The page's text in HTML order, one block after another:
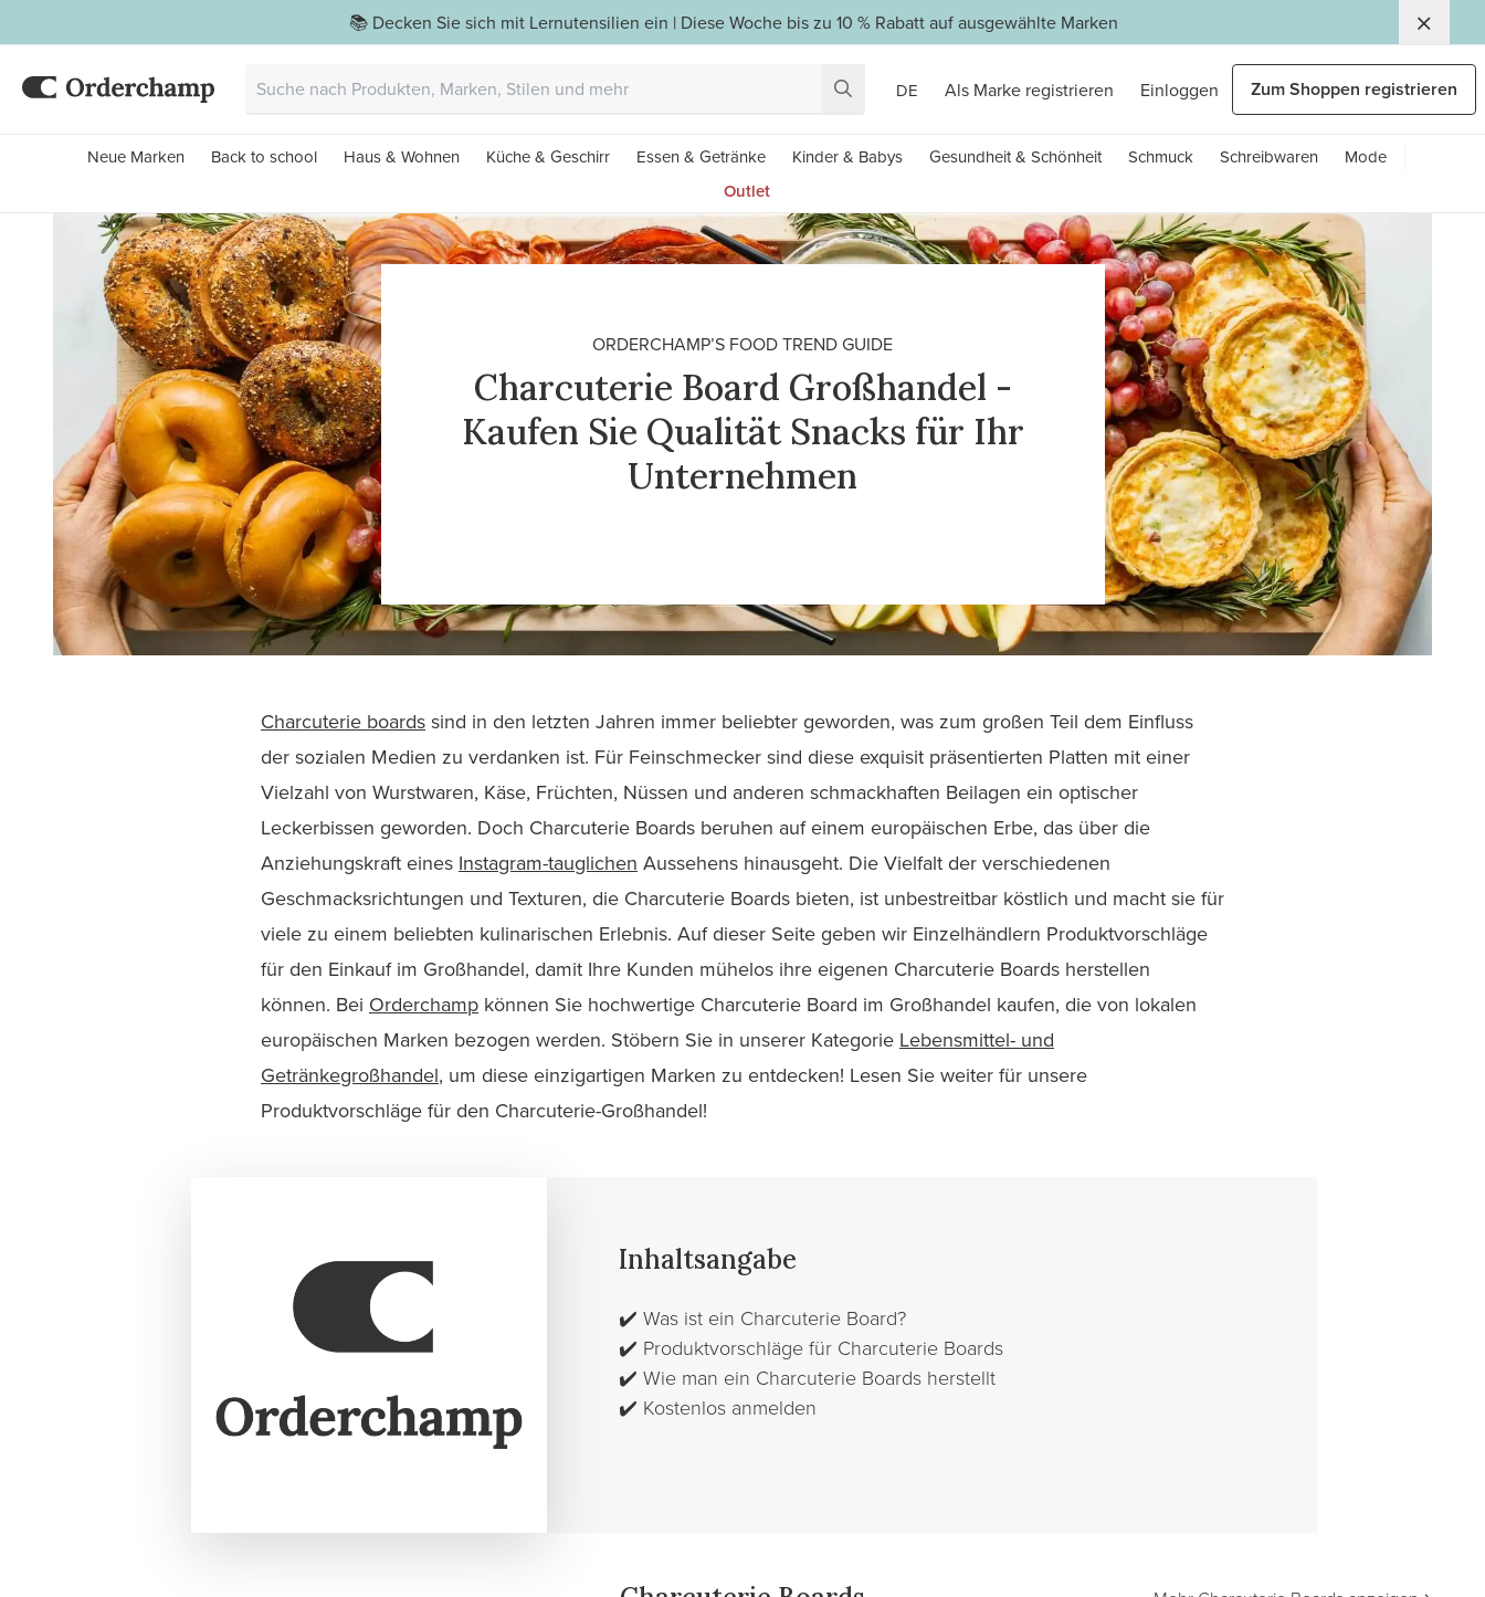
📚 Decken Sie sich mit Lernutensilien ein | Diese Woche bis zu 10 % Rabatt auf ausgewählte Marken
DE Als Marke registrieren Einloggen Zum Shoppen registrieren
Neue Marken Back to school Haus & Wohnen Küche & Geschirr Essen & Getränke Kinder & Babys Gesundheit & Schönheit Schmuck Schreibwaren
Mode
Outlet
ORDERCHAMP’S FOOD TREND GUIDE
Charcuterie Board Großhandel -
Kaufen Sie Qualität Snacks für Ihr
Unternehmen
Charcuterie boards sind in den letzten Jahren immer beliebter geworden, was zum großen Teil dem Einfluss
der sozialen Medien zu verdanken ist. Für Feinschmecker sind diese exquisit präsentierten Platten mit einer
Vielzahl von Wurstwaren, Käse, Früchten, Nüssen und anderen schmackhaften Beilagen ein optischer
Leckerbissen geworden. Doch Charcuterie Boards beruhen auf einem europäischen Erbe, das über die
Anziehungskraft eines Instagram-tauglichen Aussehens hinausgeht. Die Vielfalt der verschiedenen
Geschmacksrichtungen und Texturen, die Charcuterie Boards bieten, ist unbestreitbar köstlich und macht sie für
viele zu einem beliebten kulinarischen Erlebnis. Auf dieser Seite geben wir Einzelhändlern Produktvorschläge
für den Einkauf im Großhandel, damit Ihre Kunden mühelos ihre eigenen Charcuterie Boards herstellen
können. Bei Orderchamp können Sie hochwertige Charcuterie Board im Großhandel kaufen, die von lokalen
europäischen Marken bezogen werden. Stöbern Sie in unserer Kategorie Lebensmittel- und
Getränkegroßhandel, um diese einzigartigen Marken zu entdecken! Lesen Sie weiter für unsere
Produktvorschläge für den Charcuterie-Großhandel!
Inhaltsangabe
✔️ Was ist ein Charcuterie Board?
✔️ Produktvorschläge für Charcuterie Boards
✔️ Wie man ein Charcuterie Boards herstellt
✔️ Kostenlos anmelden